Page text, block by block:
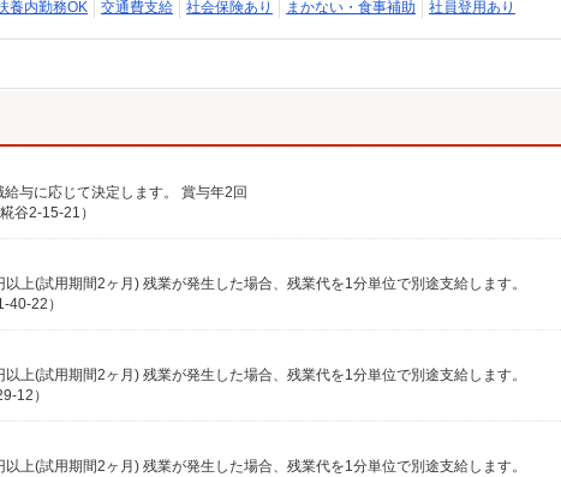
養内勤務OK 交通費支給 社会保険あり まかない・食事補助 社員登用あり
与に応じて決定します。 賞与年2回
谷2-15-21）
上(試用期間2ヶ月) 残業が発生した場合、残業代を1分単位で別途支給します。
22）
上(試用期間2ヶ月) 残業が発生した場合、残業代を1分単位で別途支給します。
12）
上(試用期間2ヶ月) 残業が発生した場合、残業代を1分単位で別途支給します。